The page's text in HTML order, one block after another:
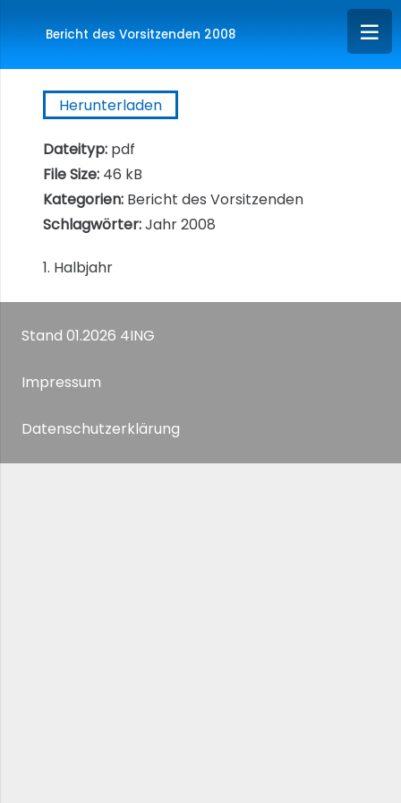
Bericht des Vorsitzenden 2008
1. Halbjahr
Herunterladen
Dateityp: pdf
File Size: 46 kB
Kategorien: Bericht des Vorsitzenden
Schlagwörter:Jahr 2008
Stand 01.2026 4ING
Impressum
Datenschutzerklärung